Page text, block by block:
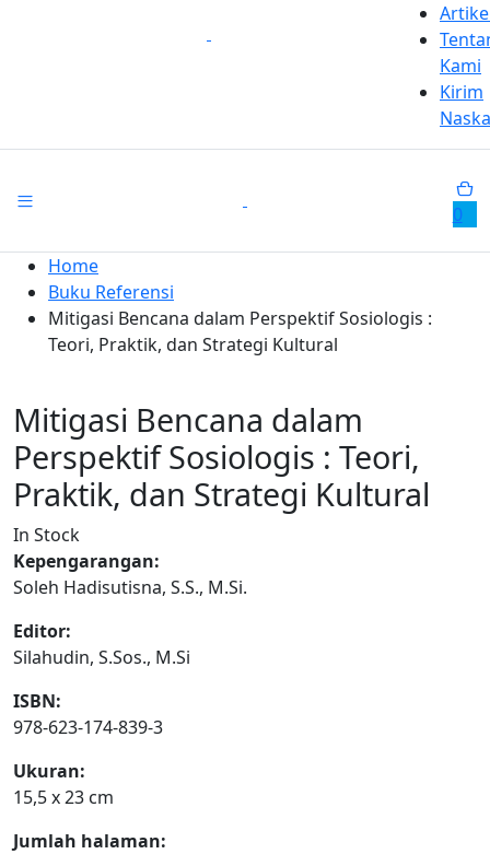
Kami
Kirim
0
Home
Buku Referensi
Mitigasi Bencana dalam Perspektif Sosiologis :
Teori, Praktik, dan Strategi Kultural
Mitigasi Bencana dalam
Perspektif Sosiologis : Teori,
Praktik, dan Strategi Kultural
In Stock
Kepengarangan:
Soleh Hadisutisna, S.S., M.Si.
Editor:
Silahudin, S.Sos., M.Si
ISBN:
978-623-174-839-3
Ukuran:
15,5 x 23 cm
Jumlah halaman: